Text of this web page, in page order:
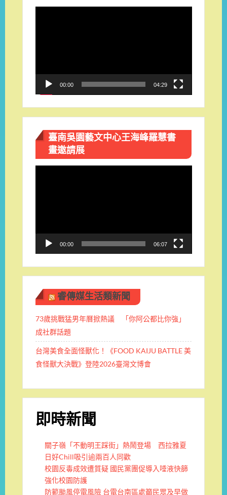
00:00 04:29
臺南吳園藝文中心王海峰羅慧書
畫邀請展
00:00 06:07
睿傳媒生活類新聞
73歲挑戰猛男年曆掀熱議 「你阿公都比你強」
成社群話題
台灣美食全面怪獸化！《FOOD KAIJU BATTLE 美
食怪獸大決戰》登陸2026臺灣文博會
即時新聞
關子嶺「不動明王踩街」熱鬧登場 西拉雅夏
日好Chill吸引逾兩百人同歡
校園反毒成效遭質疑 國民黨團促導入唾液快篩
強化校園防護
防範颱風停電風險 台電台南區處籲民眾及早做